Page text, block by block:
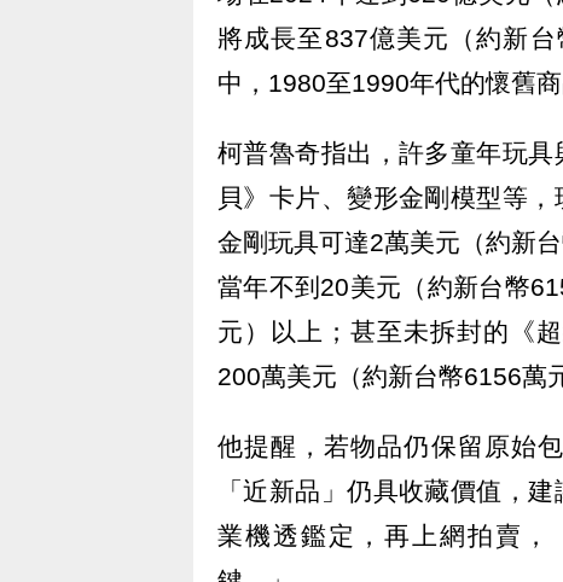
將成長至837億美元（約新
中，1980至1990年代的懷舊商
柯普魯奇指出，許多童年玩
貝》卡片、變形金剛模型等
金剛玩具可達2萬美元（約新
當年不到20美元（約新台幣
元）以上；甚至未拆封的《
200萬美元（約新台幣6156萬
他提醒，若物品仍保留原始
「近新品」仍具收藏價值，
業機透鑑定，再上網拍賣，